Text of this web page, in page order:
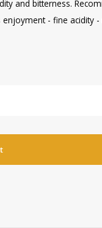
and bitterness.
- fine acidity